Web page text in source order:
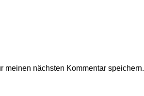
meinen nächsten Kommentar speichern.